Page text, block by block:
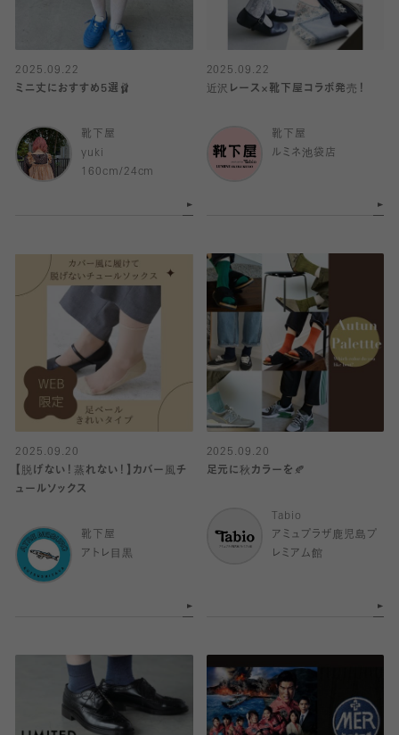
2025.09.22
ミニ丈におすすめ5選🩰
靴下屋
yuki
160cm/24cm
2025.09.22
近沢レース×靴下屋コラボ発売！
靴下屋
ルミネ池袋店
2025.09.20
【脱げない！蒸れない！】カバー風チ
ュールソックス
靴下屋
アトレ目黒
2025.09.20
足元に秋カラーを🍂
Tabio
アミュプラザ鹿児島プ
レミアム館